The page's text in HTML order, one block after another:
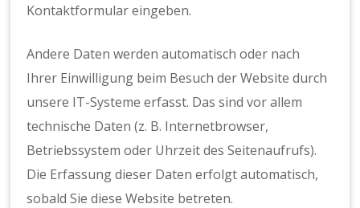
Kontaktformular eingeben.
Andere Daten werden automatisch oder nach
Ihrer Einwilligung beim Besuch der Website durch
unsere IT-Systeme erfasst. Das sind vor allem
technische Daten (z. B. Internetbrowser,
Betriebssystem oder Uhrzeit des Seitenaufrufs).
Die Erfassung dieser Daten erfolgt automatisch,
sobald Sie diese Website betreten.